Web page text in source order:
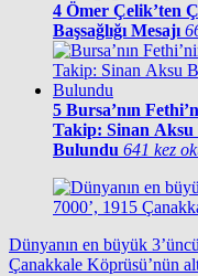
4 Ömer Çelik’ten
Başsağlığı Mesajı
5 Bursa’nın
Takip: Sinan Aksu
Bulundu 641 kez
Dünyanın en büyük
Çanakkale Köprüsü’nün